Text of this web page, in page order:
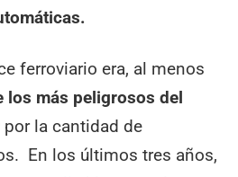
ferroviario era, al menos
los más peligrosos del
por la cantidad de
En los últimos tres años,